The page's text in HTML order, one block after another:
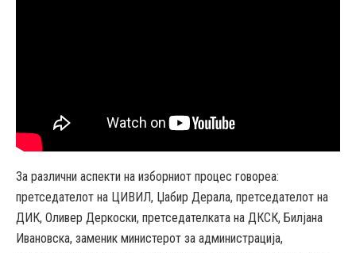
За различни аспекти на изборниот процес говореа:
претседателот на ЦИВИЛ, Џабир Дерала, претседателот на
ДИК, Оливер Деркоски, претседателката на ДКСК, Билјана
Ивановска, заменик министерот за администрација,